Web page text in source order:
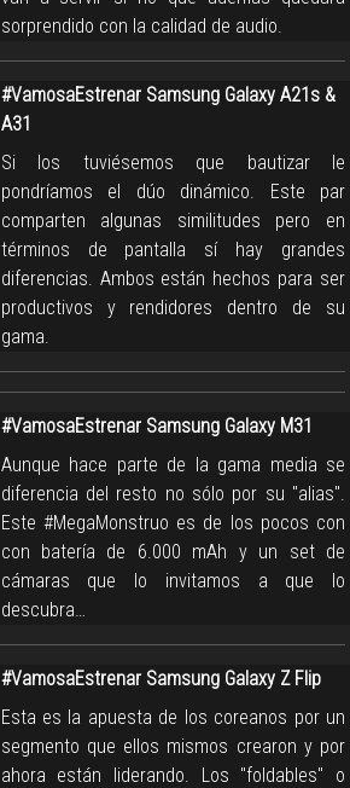
sorprendido con la calidad de audio.
#VamosaEstrenar Samsung Galaxy A21s &
A31
Si los tuviésemos que bautizar le
pondríamos el dúo dinámico. Este par
comparten algunas similitudes pero en
términos de pantalla sí hay grandes
diferencias. Ambos están hechos para ser
productivos y rendidores dentro de su
gama.
#VamosaEstrenar Samsung Galaxy M31
Aunque hace parte de la gama media se
diferencia del resto no sólo por su "alias".
Este #MegaMonstruo es de los pocos con
con batería de 6.000 mAh y un set de
cámaras que lo invitamos a que lo
descubra…
#VamosaEstrenar Samsung Galaxy Z Flip
Esta es la apuesta de los coreanos por un
segmento que ellos mismos crearon y por
ahora están liderando. Los "foldables" o